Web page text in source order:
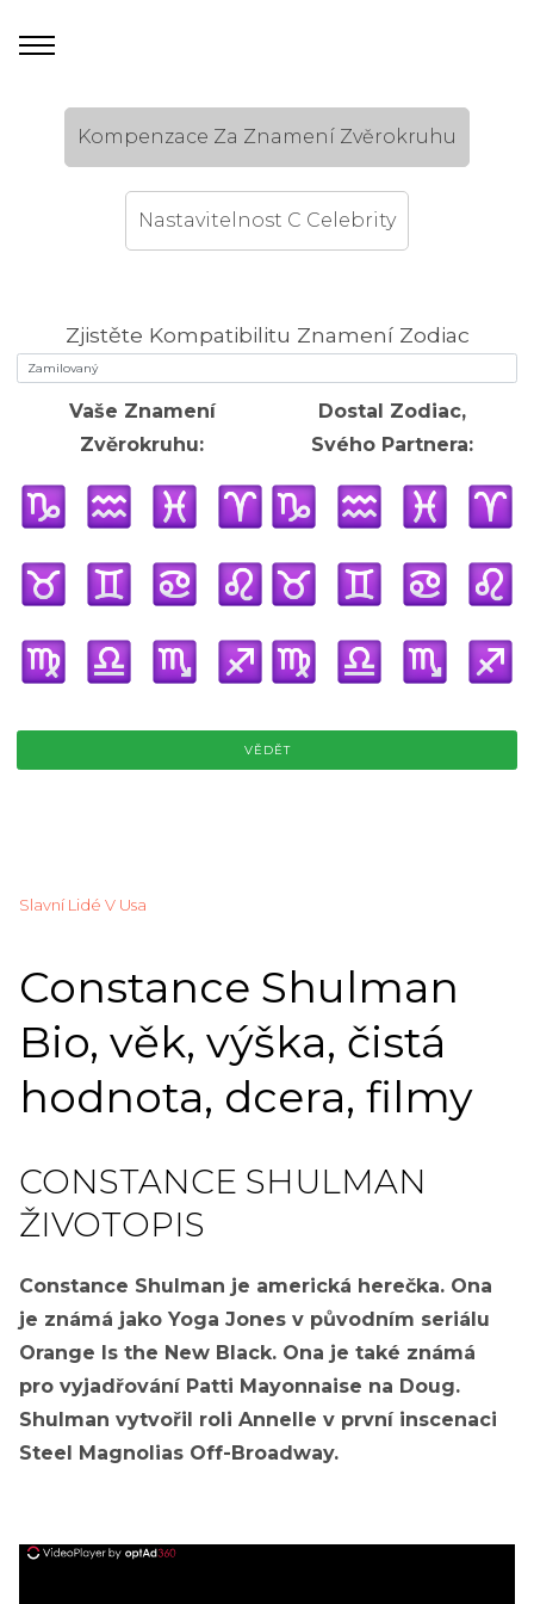
Kompenzace Za Znamení Zvěrokruhu
Nastavitelnost C Celebrity
Zjistěte Kompatibilitu Znamení Zodiac
Vaše Znamení
Zvěrokruhu:
Dostal Zodiac,
Svého Partnera:
VĚDĚT
Slavní Lidé V Usa
Constance Shulman
Bio, věk, výška, čistá
hodnota, dcera, filmy
CONSTANCE SHULMAN
ŽIVOTOPIS
Constance Shulman je americká herečka. Ona
je známá jako Yoga Jones v původním seriálu
Orange Is the New Black. Ona je také známá
pro vyjadřování Patti Mayonnaise na Doug.
Shulman vytvořil roli Annelle v první inscenaci
Steel Magnolias Off-Broadway.